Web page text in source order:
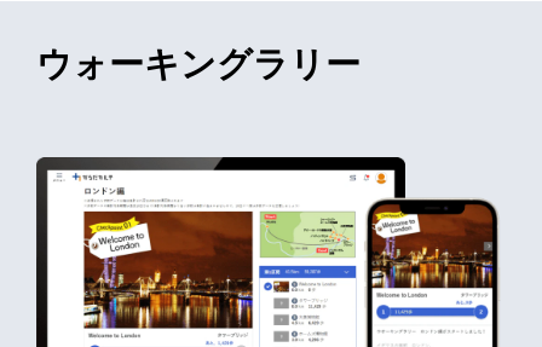
ウォーキングラリー